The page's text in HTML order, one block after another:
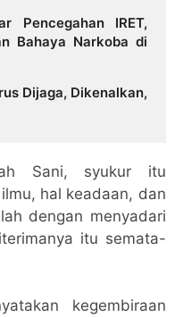
Pencegahan IRET,
Bahaya Narkoba di
Dijaga, Dikenalkan,
Sani, syukur itu
hal keadaan, dan
dengan menyadari
itu semata-
kegembiraan